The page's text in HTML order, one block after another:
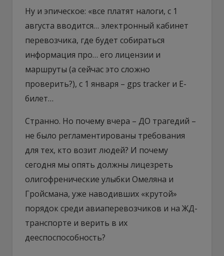
Ну и эпическое: «все платят налоги, с 1
августа вводится… электронный кабинет
перевозчика, где будет собираться
информация про… его лицензии и
маршруты (а сейчас это сложно
проверить?), с 1 января – gps tracker и Е-
билет…
Странно. Но почему вчера – ДО трагедий –
не было регламентированы требования
для тех, кто возит людей? И почему
сегодня мы опять должны лицезреть
олигофренические улыбки Омеляна и
Гройсмана, уже наводивших «крутой»
порядок среди авиаперевозчиков и на ЖД-
транспорте и верить в их
дееспоспособность?